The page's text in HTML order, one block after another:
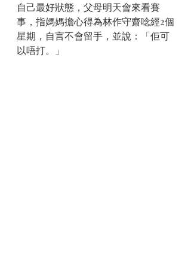
自己最好狀態，父母明天會來看賽
事，指媽媽擔心得為林作守齋唸經2個
星期，自言不會留手，並說：「佢可
以唔打。」